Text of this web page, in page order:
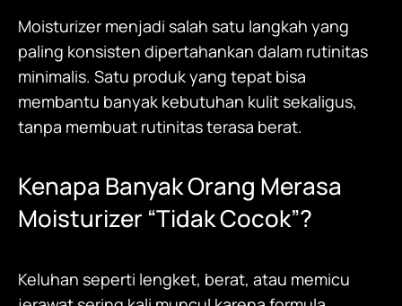
Moisturizer menjadi salah satu langkah yang
paling konsisten dipertahankan dalam rutinitas
minimalis. Satu produk yang tepat bisa
membantu banyak kebutuhan kulit sekaligus,
tanpa membuat rutinitas terasa berat.
Kenapa Banyak Orang Merasa
Moisturizer “Tidak Cocok”?
Keluhan seperti lengket, berat, atau memicu